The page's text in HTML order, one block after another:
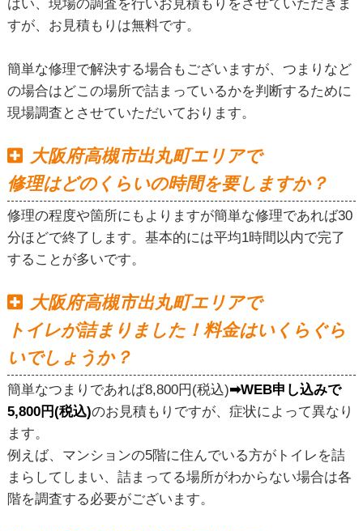
はい、現場の調査を行いお見積もりをさせていただきま
すが、お見積もりは無料です。
簡単な修理で解決する場合もございますが、つまりなど
の場合はどこの場所で詰まっているかを判断するために
現場調査とさせていただいております。
大阪府高槻市出丸町エリアで
修理はどのくらいの時間を要しますか？
修理の程度や箇所にもよりますが簡単な修理であれば30
分ほどで終了します。基本的には平均1時間以内で完了
することが多いです。
大阪府高槻市出丸町エリアで
トイレが詰まりました！料金はいくらぐら
いでしょうか？
簡単なつまりであれば8,800円(税込)➡WEB申し込みで
5,800円(税込)のお見積もりですが、症状によって異なり
ます。
例えば、マンションの5階に住んでいる方がトイレを詰
まらしてしまい、詰まってる場所がわからない場合は各
階を調査する必要がございます。